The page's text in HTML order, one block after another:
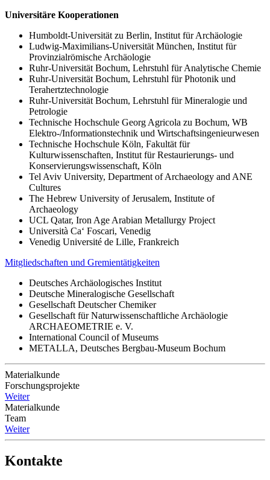
Universitäre Kooperationen
Humboldt-Universität zu Berlin, Institut für Archäologie
Ludwig-Maximilians-Universität München, Institut für
Provinzialrömische Archäologie
Ruhr-Universität Bochum, Lehrstuhl für Analytische Chemie
Ruhr-Universität Bochum, Lehrstuhl für Photonik und
Terahertztechnologie
Ruhr-Universität Bochum, Lehrstuhl für Mineralogie und
Petrologie
Technische Hochschule Georg Agricola zu Bochum, WB
Elektro-/Informationstechnik und Wirtschaftsingenieurwesen
Technische Hochschule Köln, Fakultät für
Kulturwissenschaften, Institut für Restaurierungs- und
Konservierungswissenschaft, Köln
Tel Aviv University, Department of Archaeology and ANE
Cultures
The Hebrew University of Jerusalem, Institute of
Archaeology
UCL Qatar, Iron Age Arabian Metallurgy Project
Università Ca‘ Foscari, Venedig
Venedig Université de Lille, Frankreich
Mitgliedschaften und Gremientätigkeiten
Deutsches Archäologisches Institut
Deutsche Mineralogische Gesellschaft
Gesellschaft Deutscher Chemiker
Gesellschaft für Naturwissenschaftliche Archäologie
ARCHAEOMETRIE e. V.
International Council of Museums
METALLA, Deutsches Bergbau-Museum Bochum
Materialkunde
Forschungsprojekte
Weiter
Materialkunde
Team
Weiter
Kontakte